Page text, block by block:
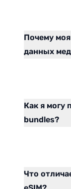
Почему
данных
Как я могу
bundles?
Что